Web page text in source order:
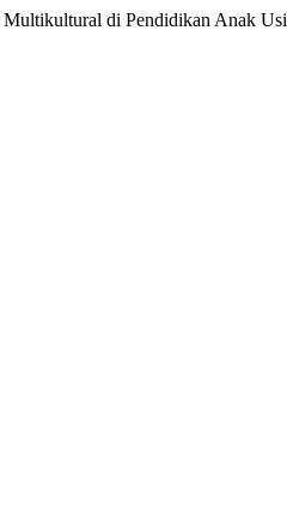
Multikultural di Pendidikan Anak